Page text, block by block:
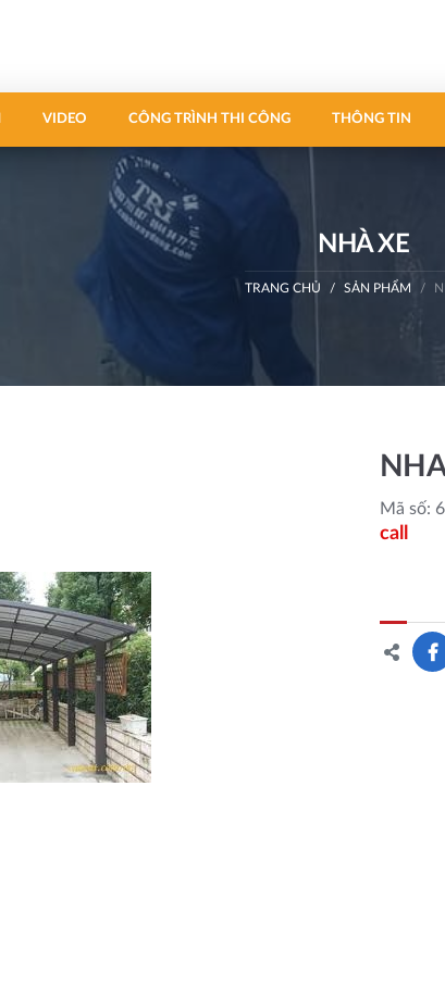
VIDEO CÔNG TRÌNH THI CÔNG THÔNG TIN
NHÀ XE
TRANG CHỦ SẢN PHẨM
Mã số:
call